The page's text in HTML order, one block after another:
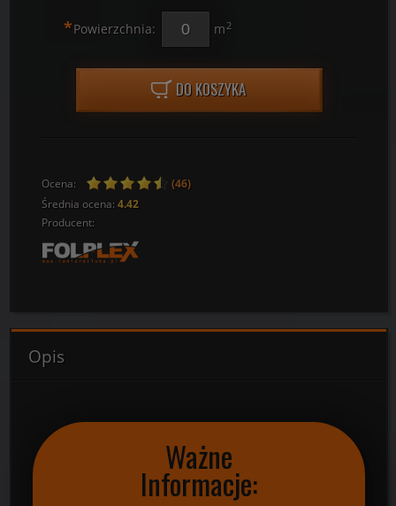
*Powierzchnia: m2
DO KOSZYKA
Ocena:
(46)
Średnia ocena: 4.42
Producent:
Opis
Ważne
Informacje: